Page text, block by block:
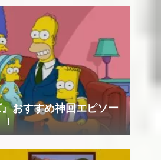
』おすすめ神回エピソー